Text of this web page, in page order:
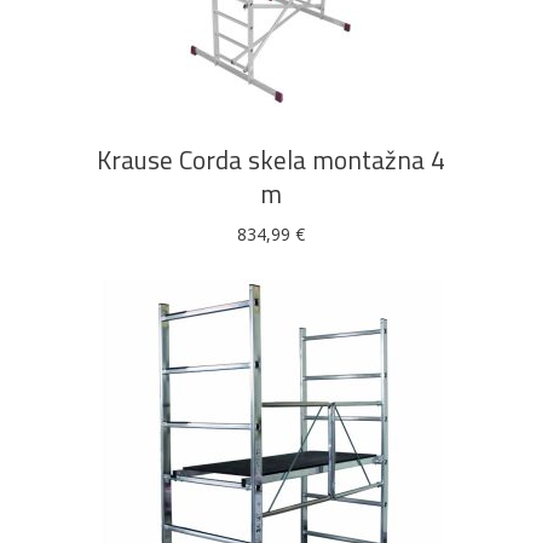
DODAJ U KOŠARICU
Krause Corda skela montažna 4
m
834,99 €